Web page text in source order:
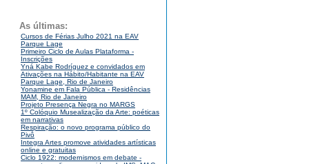
As últimas:
Cursos de Férias Julho 2021 na EAV
Parque Lage
Primeiro Ciclo de Aulas Plataforma -
Inscrições
Yná Kabe Rodríguez e convidados em
Ativações na Hábito/Habitante na EAV
Parque Lage, Rio de Janeiro
Yonamine em Fala Pública - Residências
MAM, Rio de Janeiro
Projeto Presença Negra no MARGS
1º Colóquio Musealização da Arte: poéticas
em narrativas
Respiração: o novo programa público do
Pivô
Integra Artes promove atividades artísticas
online e gratuitas
Ciclo 1922: modernismos em debate -